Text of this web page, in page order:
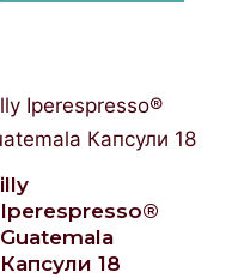
illy
Iperespresso®
Guatemala
Капсули 18